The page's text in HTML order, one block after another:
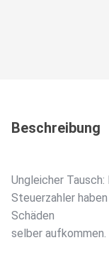
Beschreibung
Ungleicher
Steuerzahler
Schäden
selber aufkommen.